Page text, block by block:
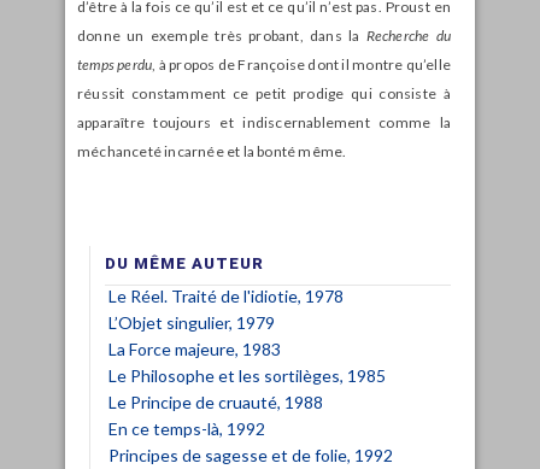
d’être à la fois ce qu’il est et ce qu’il n’est pas. Proust en
donne un exemple très probant, dans la Recherche du
temps perdu , à propos de Françoise dont il montre qu’elle
réussit constamment ce petit prodige qui consiste à
apparaître toujours et indiscernablement comme la
méchanceté incarnée et la bonté même.
DU MÊME AUTEUR
Le Réel. Traité de l'idiotie, 1978
L’Objet singulier, 1979
La Force majeure, 1983
Le Philosophe et les sortilèges, 1985
Le Principe de cruauté, 1988
En ce temps-là, 1992
Principes de sagesse et de folie, 1992